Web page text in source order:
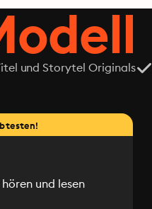
und Storytel Originals
und lesen